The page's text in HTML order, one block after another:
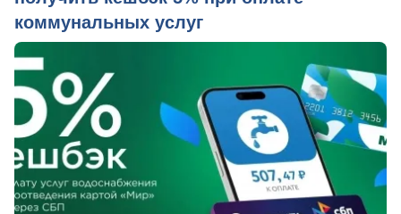
коммунальных услуг